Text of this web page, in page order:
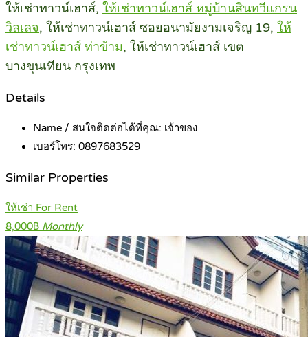
ให้เช่าทาวน์เฮาส์, ให้เช่าทาวน์เฮาส์ หมู่บ้านสินทวีแกรน
วิลเลจ, ให้เช่าทาวน์เฮาส์ ซอยอนามัยงามเจริญ 19, ให้
เช่าทาวน์เฮาส์ ท่าข้าม, ให้เช่าทาวน์เฮาส์ เขต
บางขุนเทียน กรุงเทพ
Details
Name / สนใจติดต่อได้ที่คุณ: เจ้าของ
เบอร์โทร: 0897683529
Similar Properties
ให้เช่า For Rent
8,000฿ Monthly